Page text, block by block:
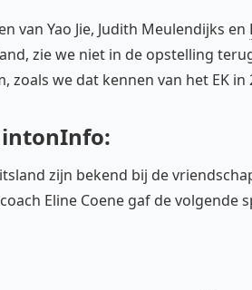
van Yao Jie, Judith Meulendijks en
zie we niet in de opstelling
zoals we dat kennen van het EK in
zijn bekend bij de
Eline Coene gaf de volgende